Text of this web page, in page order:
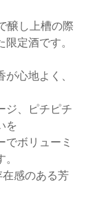
醸し上槽の際
定酒です。
心地よく、
ジ、ピチピチ
を
でボリューミ
感のある芳